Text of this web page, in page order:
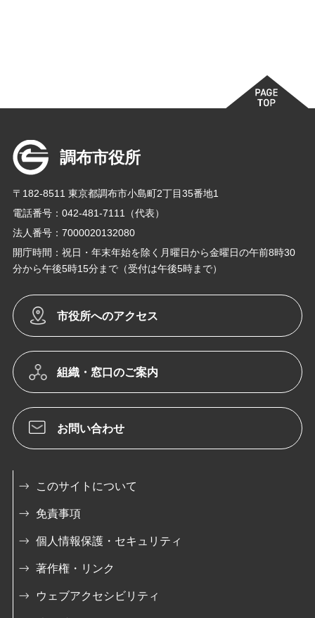
調布市役所
〒182-8511 東京都調布市小島町2丁目35番地1
電話番号：042-481-7111（代表）
法人番号：7000020132080
開庁時間：祝日・年末年始を除く月曜日から金曜日の午前8時30
分から午後5時15分まで（受付は午後5時まで）
市役所へのアクセス
組織・窓口のご案内
お問い合わせ
このサイトについて
免責事項
個人情報保護・セキュリティ
著作権・リンク
ウェブアクセシビリティ